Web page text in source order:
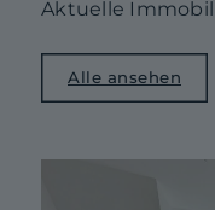
Aktuelle
Alle ansehen